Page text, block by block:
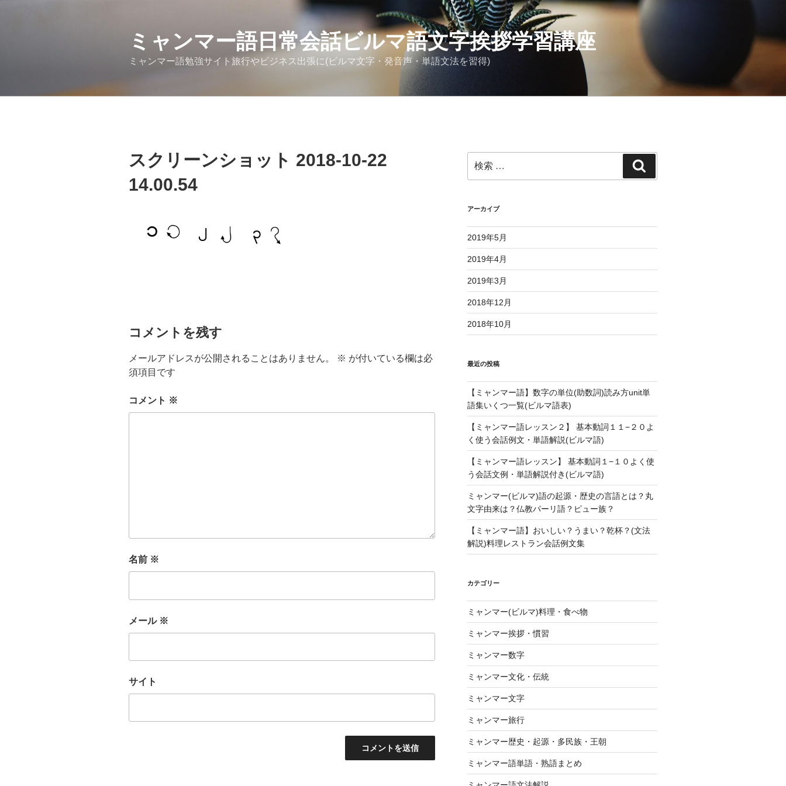
ミャンマー語日常会話ビルマ語文字挨拶学習講座
ミャンマー語勉強サイト旅行やビジネス出張に(ビルマ文字・発音声・単語文法を習得)
スクリーンショット 2018-10-22
14.00.54
コメントを残す
メールアドレスが公開されることはありません。 ※ が付いている欄は必
須項目です
コメント ※
名前 ※
メール ※
サイト
索:
索
アーカイブ
2019年5月
2019年4月
2019年3月
2018年12月
2018年10月
最近の投稿
【ミャンマー語】数字の単位(助数詞)読み方unit単
語集いくつ一覧(ビルマ語表)
【ミャンマー語レッスン２】 基本動詞１１−２０よ
く使う会話例文・単語解説(ビルマ語)
【ミャンマー語レッスン】 基本動詞１−１０よく使
う会話文例・単語解説付き(ビルマ語)
ミャンマー(ビルマ)語の起源・歴史の言語とは？丸
文字由来は？仏教パーリ語？ピュー族？
【ミャンマー語】おいしい？うまい？乾杯？(文法
解説)料理レストラン会話例文集
カテゴリー
ミャンマー(ビルマ)料理・食べ物
ミャンマー挨拶・慣習
ミャンマー数字
ミャンマー文化・伝統
ミャンマー文字
ミャンマー旅行
ミャンマー歴史・起源・多民族・王朝
ミャンマー語単語・熟語まとめ